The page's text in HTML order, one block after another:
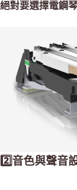
絕對要選擇電鋼琴
2️⃣音色與聲音